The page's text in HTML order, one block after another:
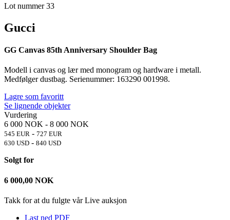
Lot nummer 33
Gucci
GG Canvas 85th Anniversary Shoulder Bag
Modell i canvas og lær med monogram og hardware i metall.
Medfølger dustbag. Serienummer: 163290 001998.
Lagre som favoritt
Se lignende objekter
Vurdering
6 000 NOK - 8 000 NOK
545 EUR - 727 EUR
630 USD - 840 USD
Solgt for
6 000,00 NOK
Takk for at du fulgte vår Live auksjon
Last ned PDF